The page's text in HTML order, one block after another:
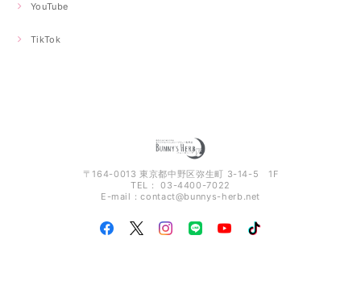
YouTube
TikTok
〒164-0013 東京都中野区弥生町 3-14-5 1F
TEL： 03-4400-7022
E-mail：contact@bunnys-herb.net